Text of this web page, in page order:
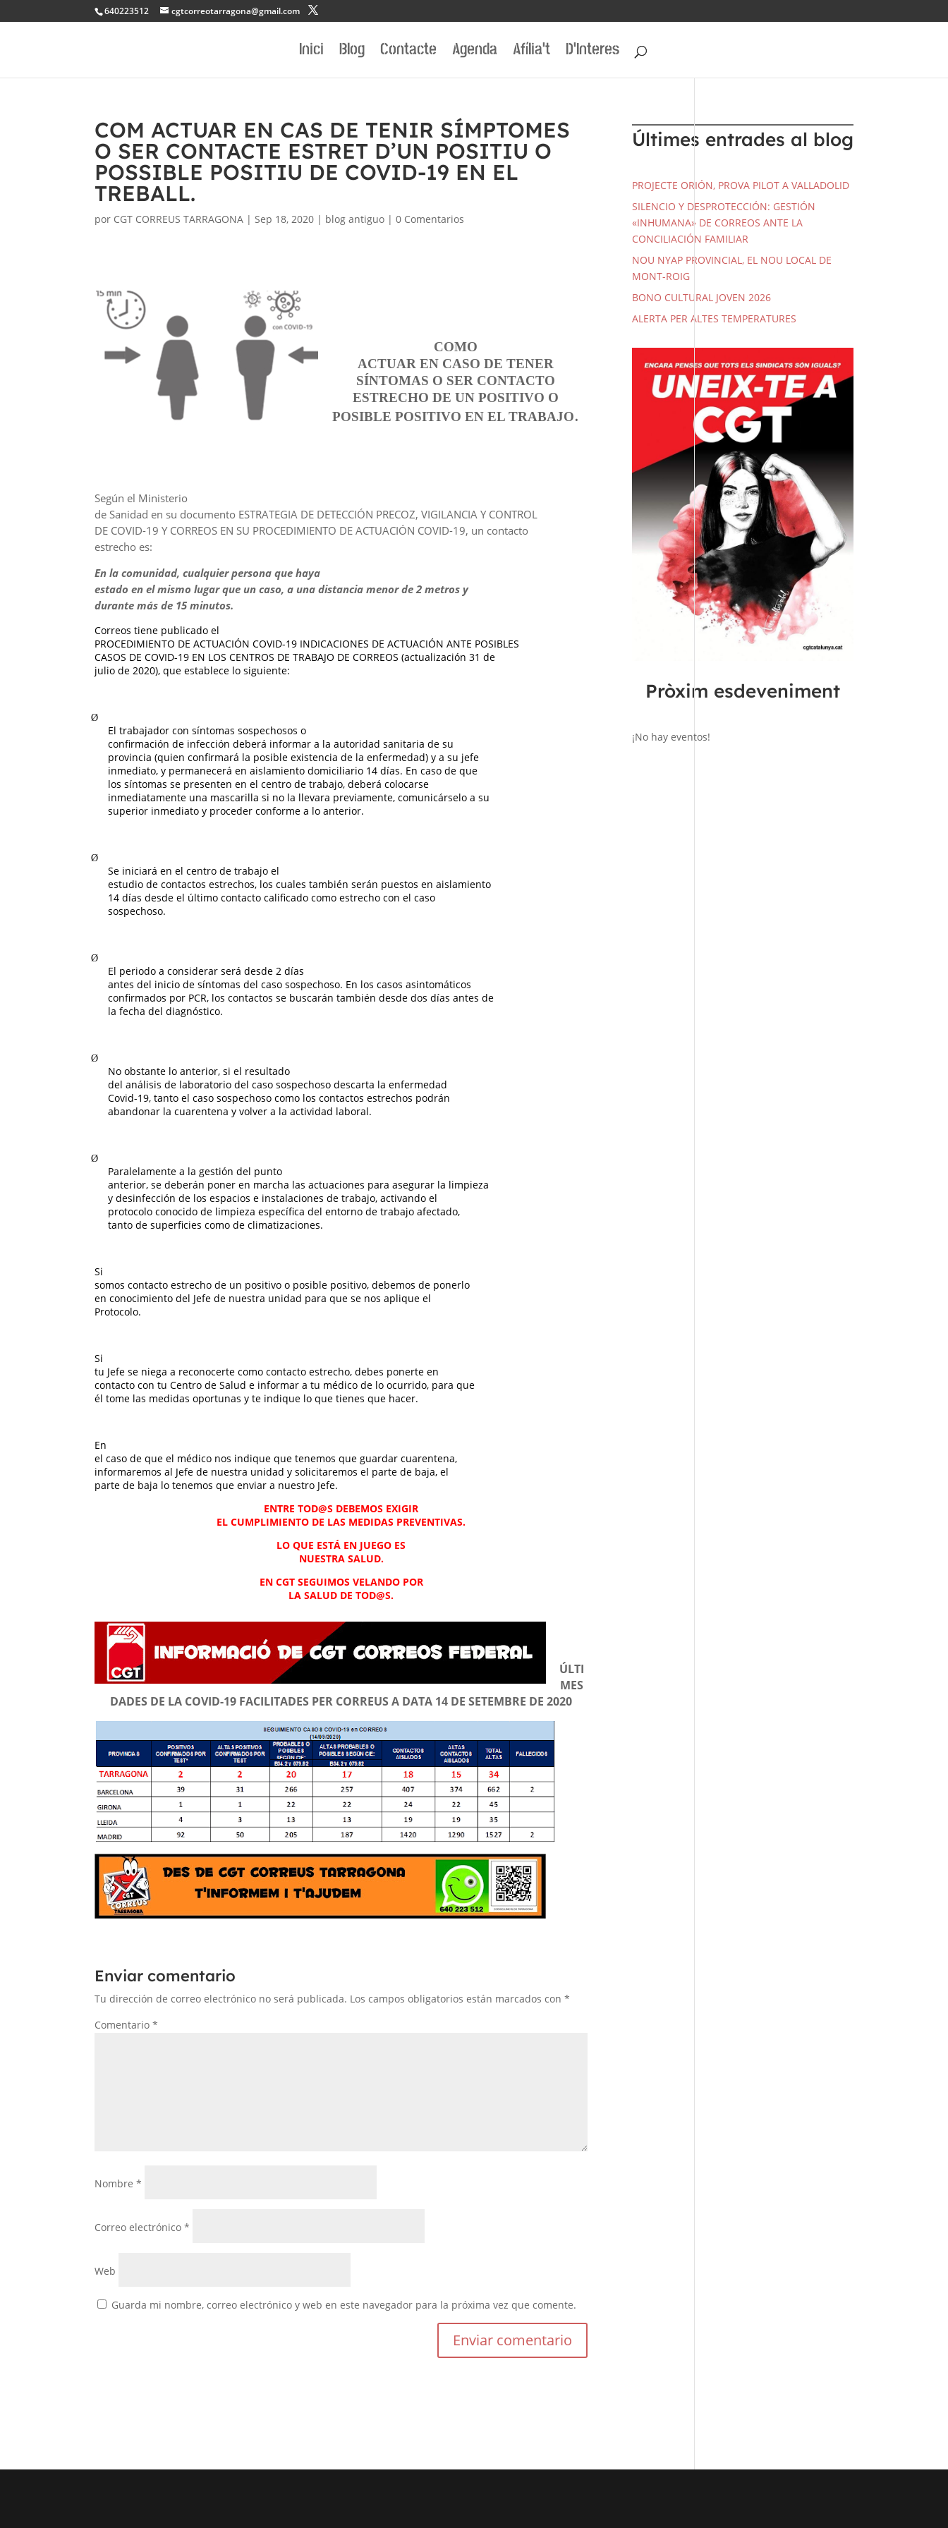
640223512 cgtcorreotarragona@gmail.com
Inici Blog Contacte Agenda Afília’t D’Interes
COM ACTUAR EN CAS DE TENIR SÍMPTOMES
O SER CONTACTE ESTRET D’UN POSITIU O
POSSIBLE POSITIU DE COVID-19 EN EL
TREBALL.
por CGT CORREUS TARRAGONA |Sep 18, 2020 | blog antiguo |0 Comentarios
COMO
ACTUAR EN CASO DE TENER
SÍNTOMAS O SER CONTACTO
ESTRECHO DE UN POSITIVO O
POSIBLE POSITIVO EN EL TRABAJO.
Según el Ministerio
de Sanidad en su documento ESTRATEGIA DE DETECCIÓN PRECOZ, VIGILANCIA Y CONTROL
DE COVID-19 Y CORREOS EN SU PROCEDIMIENTO DE ACTUACIÓN COVID-19, un contacto
estrecho es:
En la comunidad, cualquier persona que haya
estado en el mismo lugar que un caso, a una distancia menor de 2 metros y
durante más de 15 minutos.
Correos tiene publicado el
PROCEDIMIENTO DE ACTUACIÓN COVID-19 INDICACIONES DE ACTUACIÓN ANTE POSIBLES
CASOS DE COVID-19 EN LOS CENTROS DE TRABAJO DE CORREOS (actualización 31 de
julio de 2020), que establece lo siguiente:
Ø
El trabajador con síntomas sospechosos o
confirmación de infección deberá informar a la autoridad sanitaria de su
provincia (quien confirmará la posible existencia de la enfermedad) y a su jefe
inmediato, y permanecerá en aislamiento domiciliario 14 días. En caso de que
los síntomas se presenten en el centro de trabajo, deberá colocarse
inmediatamente una mascarilla si no la llevara previamente, comunicárselo a su
superior inmediato y proceder conforme a lo anterior.
Ø
Se iniciará en el centro de trabajo el
estudio de contactos estrechos, los cuales también serán puestos en aislamiento
14 días desde el último contacto calificado como estrecho con el caso
sospechoso.
Ø
El periodo a considerar será desde 2 días
antes del inicio de síntomas del caso sospechoso. En los casos asintomáticos
confirmados por PCR, los contactos se buscarán también desde dos días antes de
la fecha del diagnóstico.
Ø
No obstante lo anterior, si el resultado
del análisis de laboratorio del caso sospechoso descarta la enfermedad
Covid-19, tanto el caso sospechoso como los contactos estrechos podrán
abandonar la cuarentena y volver a la actividad laboral.
Ø
Paralelamente a la gestión del punto
anterior, se deberán poner en marcha las actuaciones para asegurar la limpieza
y desinfección de los espacios e instalaciones de trabajo, activando el
protocolo conocido de limpieza específica del entorno de trabajo afectado,
tanto de superficies como de climatizaciones.
Si
somos contacto estrecho de un positivo o posible positivo, debemos de ponerlo
en conocimiento del Jefe de nuestra unidad para que se nos aplique el
Protocolo.
Si
tu Jefe se niega a reconocerte como contacto estrecho, debes ponerte en
contacto con tu Centro de Salud e informar a tu médico de lo ocurrido, para que
él tome las medidas oportunas y te indique lo que tienes que hacer.
En
el caso de que el médico nos indique que tenemos que guardar cuarentena,
informaremos al Jefe de nuestra unidad y solicitaremos el parte de baja, el
parte de baja lo tenemos que enviar a nuestro Jefe.
ENTRE TOD@S DEBEMOS EXIGIR
EL CUMPLIMIENTO DE LAS MEDIDAS PREVENTIVAS.
LO QUE ESTÁ EN JUEGO ES
NUESTRA SALUD.
EN CGT SEGUIMOS VELANDO POR
LA SALUD DE TOD@S.
ÚLTI
MES
DADES DE LA COVID-19 FACILITADES PER CORREUS A DATA 14 DE SETEMBRE DE 2020
Enviar comentario
Tu dirección de correo electrónico no será publicada. Los campos obligatorios están marcados con*
Comentario*
Nombre*
Correo electrónico*
Web
Guarda mi nombre, correo electrónico y web en este navegador para la próxima vez que comente.
Últimes entrades al blog
PROJECTE ORIÓN, PROVA PILOT A VALLADOLID
SILENCIO Y DESPROTECCIÓN: GESTIÓN
«INHUMANA» DE CORREOS ANTE LA
CONCILIACIÓN FAMILIAR
NOU NYAP PROVINCIAL, EL NOU LOCAL DE
MONT-ROIG
BONO CULTURAL JOVEN 2026
ALERTA PER ALTES TEMPERATURES
Pròxim esdeveniment
¡No hay eventos!